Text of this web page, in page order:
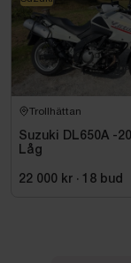
Trollhättan
Suzuki DL650A -
Låg
22 000 kr · 18 bud